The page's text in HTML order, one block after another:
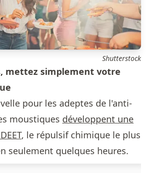
Shutterstock
mettez simplement votre
pour les adeptes de l'anti-
moustiques développent une
, le répulsif chimique le plus
seulement quelques heures.